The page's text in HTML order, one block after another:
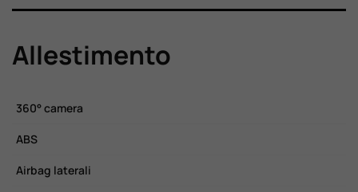
Allestimento
360° camera
ABS
Airbag laterali